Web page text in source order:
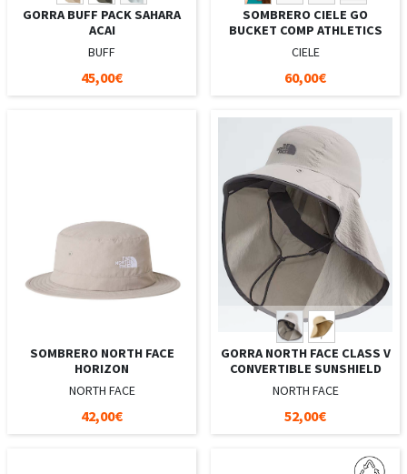
GORRA BUFF PACK SAHARA
ACAI
BUFF
45,00€
SOMBRERO CIELE GO
BUCKET COMP ATHLETICS
CIELE
60,00€
SOMBRERO NORTH FACE
HORIZON
NORTH FACE
42,00€
GORRA NORTH FACE CLASS V
CONVERTIBLE SUNSHIELD
NORTH FACE
52,00€